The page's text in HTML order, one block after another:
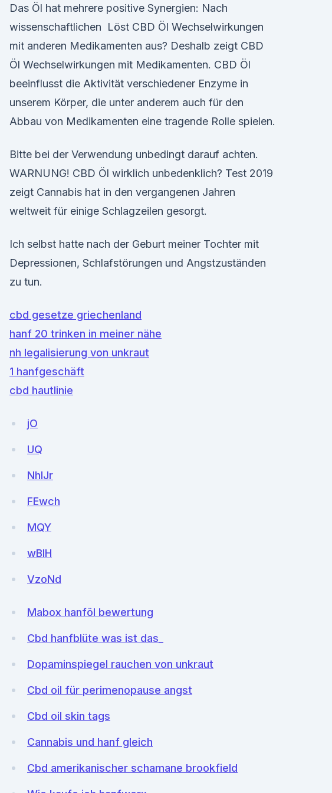
Das Öl hat mehrere positive Synergien: Nach
wissenschaftlichen Löst CBD Öl Wechselwirkungen
mit anderen Medikamenten aus? Deshalb zeigt CBD
Öl Wechselwirkungen mit Medikamenten. CBD Öl
beeinflusst die Aktivität verschiedener Enzyme in
unserem Körper, die unter anderem auch für den
Abbau von Medikamenten eine tragende Rolle spielen.
Bitte bei der Verwendung unbedingt darauf achten.
WARNUNG! CBD Öl wirklich unbedenklich? Test 2019
zeigt Cannabis hat in den vergangenen Jahren
weltweit für einige Schlagzeilen gesorgt.
Ich selbst hatte nach der Geburt meiner Tochter mit
Depressionen, Schlafstörungen und Angstzuständen
zu tun.
cbd gesetze griechenland
hanf 20 trinken in meiner nähe
nh legalisierung von unkraut
1 hanfgeschäft
cbd hautlinie
jO
UQ
NhIJr
FEwch
MQY
wBlH
VzoNd
Mabox hanföl bewertung
Cbd hanfblüte was ist das_
Dopaminspiegel rauchen von unkraut
Cbd oil für perimenopause angst
Cbd oil skin tags
Cannabis und hanf gleich
Cbd amerikanischer schamane brookfield